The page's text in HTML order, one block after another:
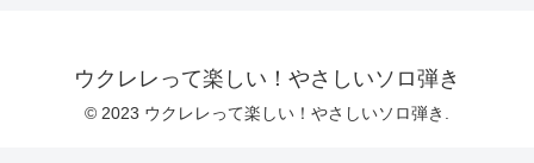
ウクレレって楽しい！やさしいソロ弾き
© 2023 ウクレレって楽しい！やさしいソロ弾き.